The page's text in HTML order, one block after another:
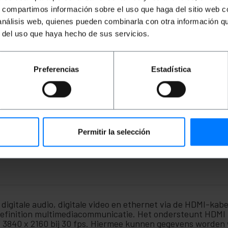
información sobre el uso que haga del sitio web
web, quienes pueden combinarla con otra información
uso que haya hecho de sus servicios.
Preferencias Estadística
Permitir la selección
€3,12 €2,52 €10,68 €8,59
€
€
€
audio, digitale video en ethernet via de HDMI-
multimediacommunicatie. Het ondersteunt
x 2160 bij 30 fps. Hiermee kunnen gegevens